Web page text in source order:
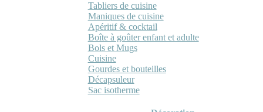
Tabliers de cuisine
Maniques de cuisine
Apéritif & cocktail
Boîte à goûter enfant et adulte
Bols et Mugs
Cuisine
Gourdes et bouteilles
Décapsuleur
Sac isotherme